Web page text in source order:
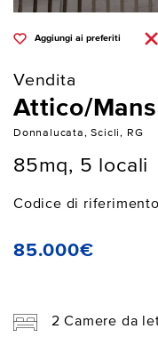
Aggiungi ai preferiti
Vendita
Attico/
Donnalucata, Scicli, RG
85mq, 5 locali
Codice di
85.000€
2 Camere da